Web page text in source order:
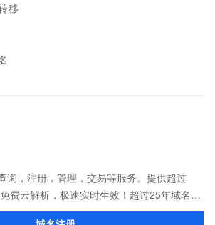
移
询，注册，管理，交易等服务。提供超过
费云解析，极速实时生效！超过25年域名服
万个域名在阿里云注册，连续多年市场NO.1